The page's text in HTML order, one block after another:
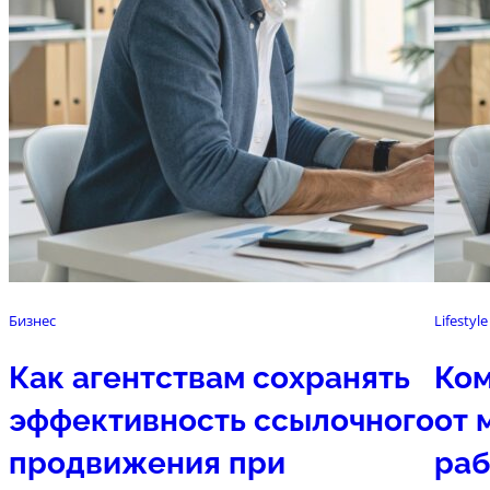
Бизнес
Как агентствам сохранять
эффективность ссылочного
продвижения при
Lifestyle
от